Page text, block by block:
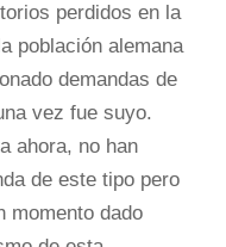
perdidos en la
población alemana
demandas de
vez fue suyo.
ahora, no han
de este tipo pero
momento dado